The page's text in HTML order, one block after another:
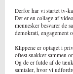
Derfor har vi startet tv-
Det er en collage af
mennesker besvarer de
demokrati, engagement
Klippene er optaget i
oftest snakker sammen
Og de er fulde af de
samtaler, hvor vi